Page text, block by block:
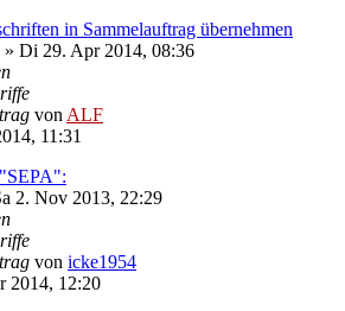
in Sammelauftrag übernehmen
» Di 29. Apr 2014, 08:36
von ALF
11:31
2. Nov 2013, 22:29
von icke1954
2014, 12:20